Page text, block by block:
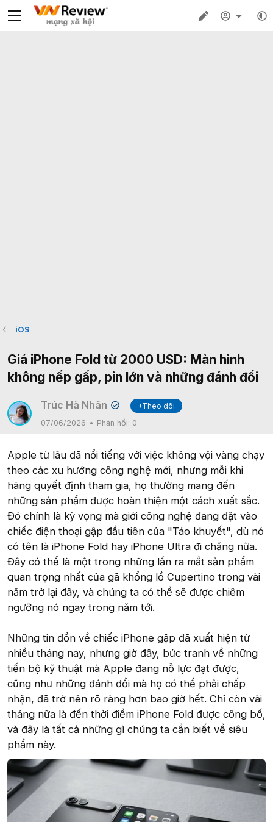
iOS
Giá iPhone Fold từ 2000 USD: Màn hình
không nếp gấp, pin lớn và những đánh đổi
Trúc Hà Nhân ✔
+Theo dõi
07/06/2026
Phản hồi: 0
Apple từ lâu đã nổi tiếng với việc không vội vàng chạy
theo các xu hướng công nghệ mới, nhưng mỗi khi
hãng quyết định tham gia, họ thường mang đến
những sản phẩm được hoàn thiện một cách xuất sắc.
Đó chính là kỳ vọng mà giới công nghệ đang đặt vào
chiếc điện thoại gập đầu tiên của "Táo khuyết", dù nó
có tên là iPhone Fold hay iPhone Ultra đi chăng nữa.
Đây có thể là một trong những lần ra mắt sản phẩm
quan trọng nhất của gã khổng lồ Cupertino trong vài
năm trở lại đây, và chúng ta có thể sẽ được chiêm
ngưỡng nó ngay trong năm tới.
Những tin đồn về chiếc iPhone gập đã xuất hiện từ
nhiều tháng nay, nhưng giờ đây, bức tranh về những
tiến bộ kỹ thuật mà Apple đang nỗ lực đạt được,
cũng như những đánh đổi mà họ có thể phải chấp
nhận, đã trở nên rõ ràng hơn bao giờ hết. Chỉ còn vài
tháng nữa là đến thời điểm iPhone Fold được công bố,
và đây là tất cả những gì chúng ta cần biết về siêu
phẩm này.